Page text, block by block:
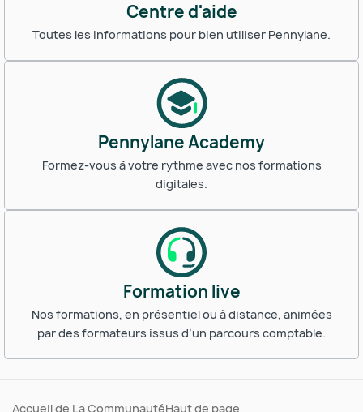
Centre d'aide
Toutes les informations pour bien utiliser Pennylane.
Pennylane Academy
Formez-vous à votre rythme avec nos formations
digitales.
Formation live
Nos formations, en présentiel ou à distance, animées
par des formateurs issus d’un parcours comptable.
Accueil de La CommunautéHaut de page